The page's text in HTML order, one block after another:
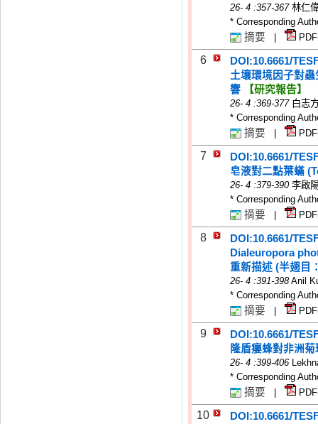
26- 4 :357-367 林仁
* Corresponding
摘要
6
DOI:10.6661/
土壤環境因子對
響
【研究報告】
26- 4 :369-377 白志
* Corresponding
摘要
7
DOI:10.6661/
皂液對二點葉蟎
26- 4 :379-390 李啟
* Corresponding
摘要
8
DOI:10.6661/
Dialeuropora
重新描述 (半翅目
26- 4 :391-398 Anil
* Corresponding
摘要
9
DOI:10.6661/
隆盾癭蜂對非洲
26- 4 :399-406
* Corresponding
摘要
10
DOI:10.6661/